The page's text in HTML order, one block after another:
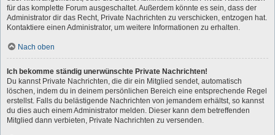
für das komplette Forum ausgeschaltet. Außerdem könnte es sein, dass der
Administrator dir das Recht, Private Nachrichten zu verschicken, entzogen hat.
Kontaktiere einen Administrator, um weitere Informationen zu erhalten.
Nach oben
Ich bekomme ständig unerwünschte Private Nachrichten!
Du kannst Private Nachrichten, die dir ein Mitglied sendet, automatisch
löschen, indem du in deinem persönlichen Bereich eine entsprechende Regel
erstellst. Falls du belästigende Nachrichten von jemandem erhältst, so kannst
du dies auch einem Administrator melden. Dieser kann dem betreffenden
Mitglied dann verbieten, Private Nachrichten zu versenden.